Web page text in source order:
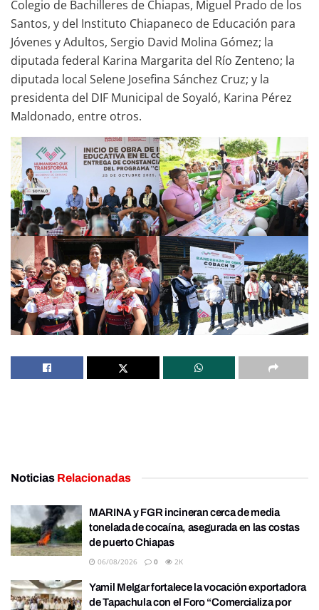
Colegio de Bachilleres de Chiapas, Miguel Prado de los
Santos, y del Instituto Chiapaneco de Educación para
Jóvenes y Adultos, Sergio David Molina Gómez; la
diputada federal Karina Margarita del Río Zenteno; la
diputada local Selene Josefina Sánchez Cruz; y la
presidenta del DIF Municipal de Soyaló, Karina Pérez
Maldonado, entre otros.
Noticias Relacionadas
MARINA y FGR incineran cerca de media
tonelada de cocaína, asegurada en las costas
de puerto Chiapas
06/08/2026 0 2K
Yamil Melgar fortalece la vocación exportadora
de Tapachula con el Foro “Comercializa por